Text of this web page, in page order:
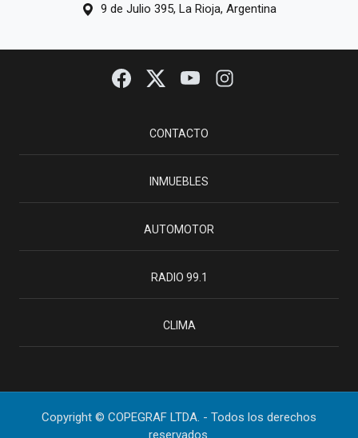
9 de Julio 395, La Rioja, Argentina
CONTACTO
INMUEBLES
AUTOMOTOR
RADIO 99.1
CLIMA
Copyright © COPEGRAF LTDA. - Todos los derechos
reservados.